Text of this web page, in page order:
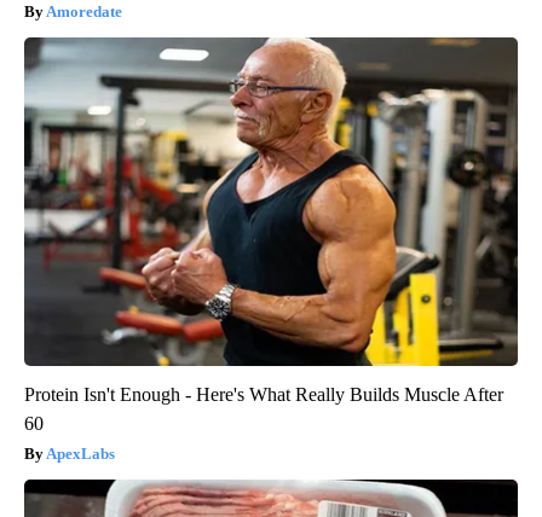
Amoredate
Protein Isn't Enough - Here's What Really Builds Muscle After
60
ApexLabs